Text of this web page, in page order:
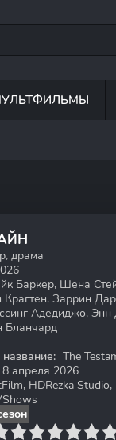
драма
Баркер, Шена
Крагтен, Заррин
Адедиджо,
Бланчард
The
8 апреля 2026
HDRezka
8 9 10